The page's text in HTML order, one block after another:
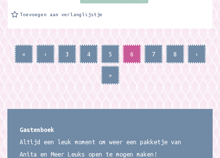
Toevoegen aan verlanglijstje
« ‹ 3 4 5 6 7 8 ›
»
Gastenboek
Altijd een leuk moment om weer een pakketje van
Anita en Meer Leuks open te mogen maken!